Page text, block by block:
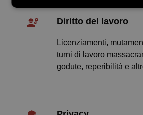
Diritto del lavoro
Licenziamenti,
turni di lavoro
godute, reperibilità e
Necessari Statistici
Preferenze